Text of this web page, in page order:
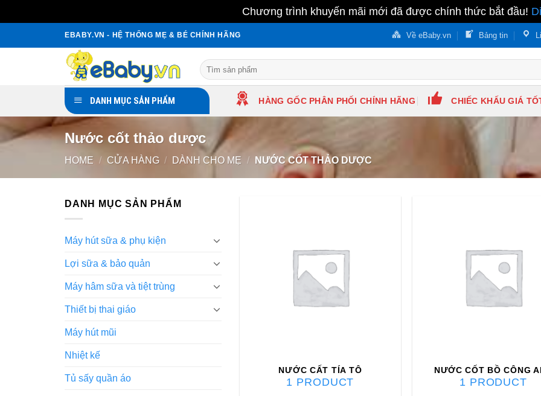
Chương trình khuyến mãi mới đã được chính thức bắt đầu!
EBABY.VN - HỆ THỐNG MẸ & BÉ CHÍNH HÃNG Về eBaby.vn Bảng tin
Search
for:
DANH MỤC SẢN PHẨM HÀNG GỐC PHÂN PHỐI CHÍNH HÃNG CHIẾC KHẤU GIÁ
Nước cốt thảo dược
HOME / CỬA HÀNG / DÀNH CHO MẸ / NƯỚC CỐT THẢO DƯỢC
DANH MỤC SẢN PHẨM
Máy hút sữa & phụ kiện
Lợi sữa & bảo quản
Máy hâm sữa và tiệt trùng
Thiết bị thai giáo
Máy hút mũi
Nhiệt kế
Tủ sấy quần áo
NƯỚC CẤT TÍA TÔ
1 PRODUCT
NƯỚC CỐT BỒ CÔNG
1 PRODUCT